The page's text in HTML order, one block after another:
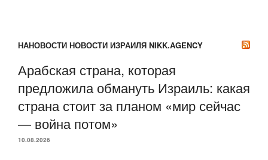
НАНОВОСТИ НОВОСТИ ИЗРАИЛЯ NIKK.AGENCY
Арабская страна, которая
предложила обмануть Израиль: какая
страна стоит за планом «мир сейчас
— война потом»
10.08.2026